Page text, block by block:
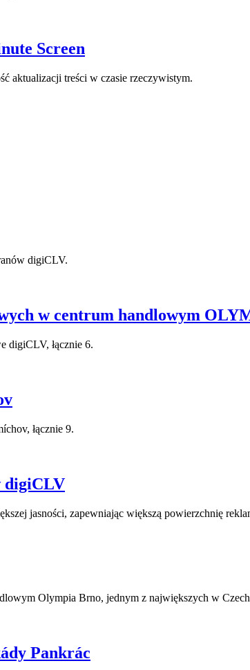
Screen
aktualizacji treści w czasie rzeczywistym.
digiCLV.
w centrum handlowym
digiCLV, łącznie 6.
łącznie 9.
digiCLV
jasności, zapewniając większą powierzchnię
Olympia Brno, jednym z największych w
Pankrác